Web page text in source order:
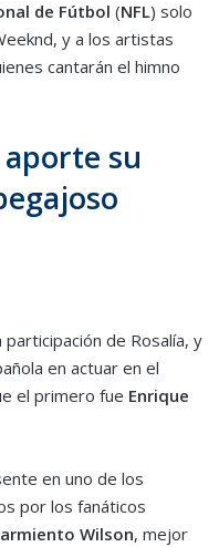
de Fútbol (NFL) solo
y a los artistas
cantarán el himno
aporte su
de Rosalía, y
en actuar en el
el primero fue Enrique
en uno de los
por los fanáticos
Wilson, mejor